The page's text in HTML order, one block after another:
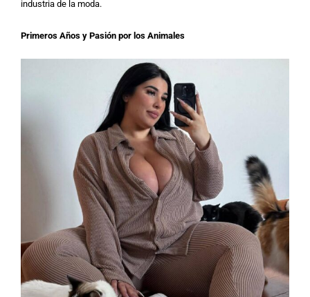
industria de la moda.
Primeros Años y Pasión por los Animales